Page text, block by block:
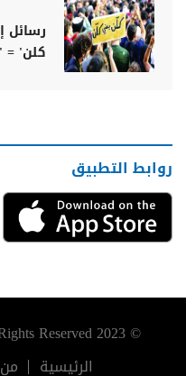
كلن' =
روابط التطبيق
© 2023 The Monthly Magazine. All Rights Reserved.
الرئيسية